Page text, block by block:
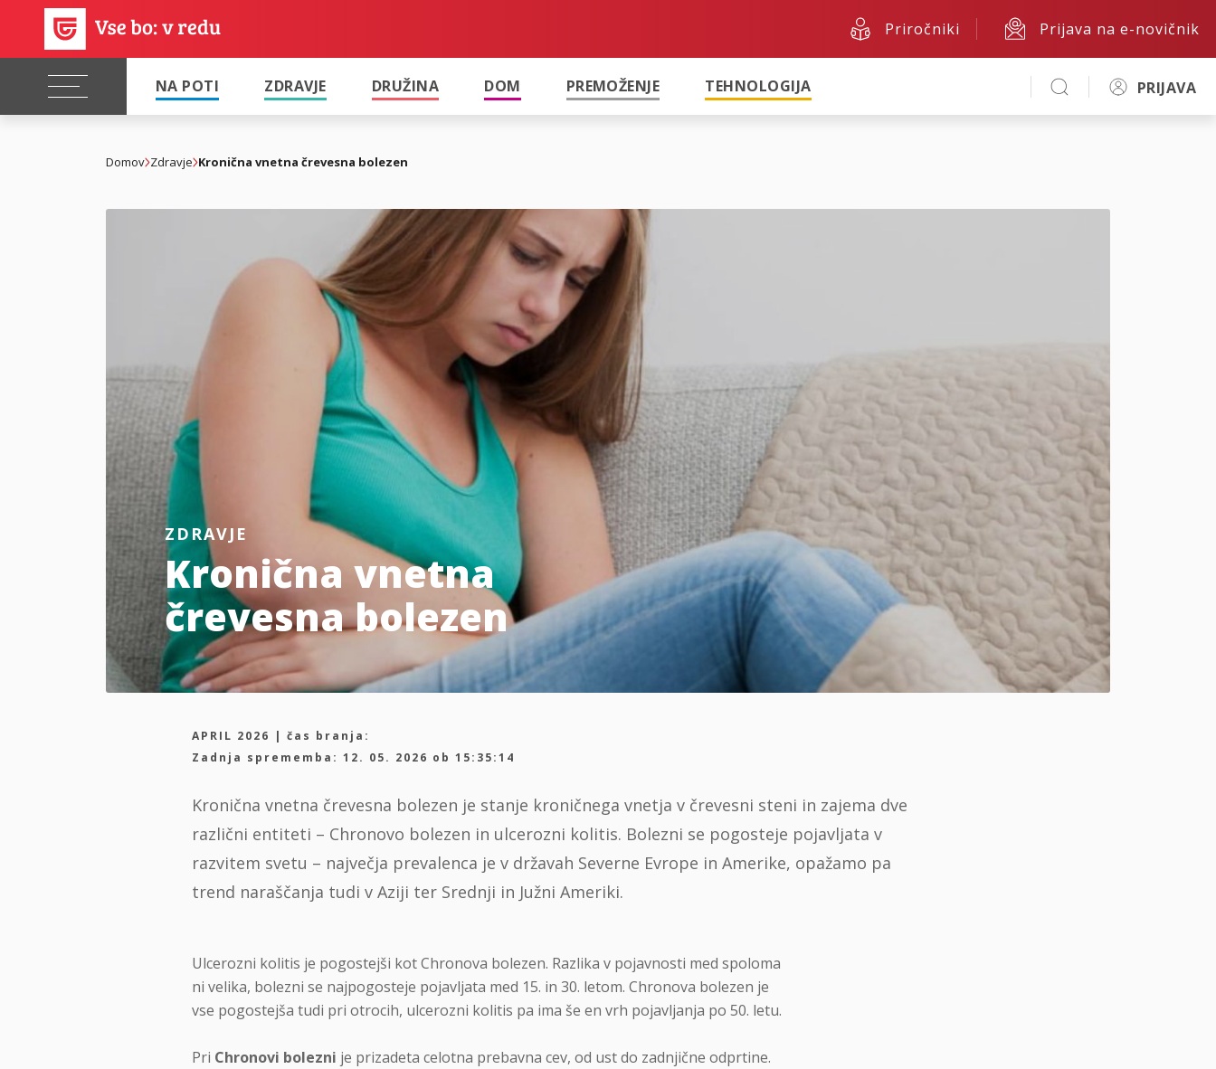
Priročniki Prijava na e-novičnik
NA POTI ZDRAVJE DRUŽINA DOM PREMOŽENJE TEHNOLOGIJA PRIJAVA
Domov Zdravje Kronična vnetna črevesna bolezen
ZDRAVJE
Kronična vnetna
črevesna bolezen
APRIL 2026 | čas branja:
Zadnja sprememba: 12. 05. 2026 ob 15:35:14
Kronična vnetna črevesna bolezen je stanje kroničnega vnetja v črevesni steni in zajema dve
različni entiteti – Chronovo bolezen in ulcerozni kolitis. Bolezni se pogosteje pojavljata v
razvitem svetu – največja prevalenca je v državah Severne Evrope in Amerike, opažamo pa
trend naraščanja tudi v Aziji ter Srednji in Južni Ameriki.
Ulcerozni kolitis je pogostejši kot Chronova bolezen. Razlika v pojavnosti med spoloma
ni velika, bolezni se najpogosteje pojavljata med 15. in 30. letom. Chronova bolezen je
vse pogostejša tudi pri otrocih, ulcerozni kolitis pa ima še en vrh pojavljanja po 50. letu.
Pri Chronovi bolezni je prizadeta celotna prebavna cev, od ust do zadnjične odprtine.